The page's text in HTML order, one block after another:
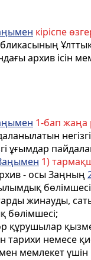
кіріспе
архив ісін
1-бап жаңа
ұғымдар
1)
- осы Заңның
жинауды,
бөлімшесі;
құрушылар
тарихи немесе
мен мемлекет